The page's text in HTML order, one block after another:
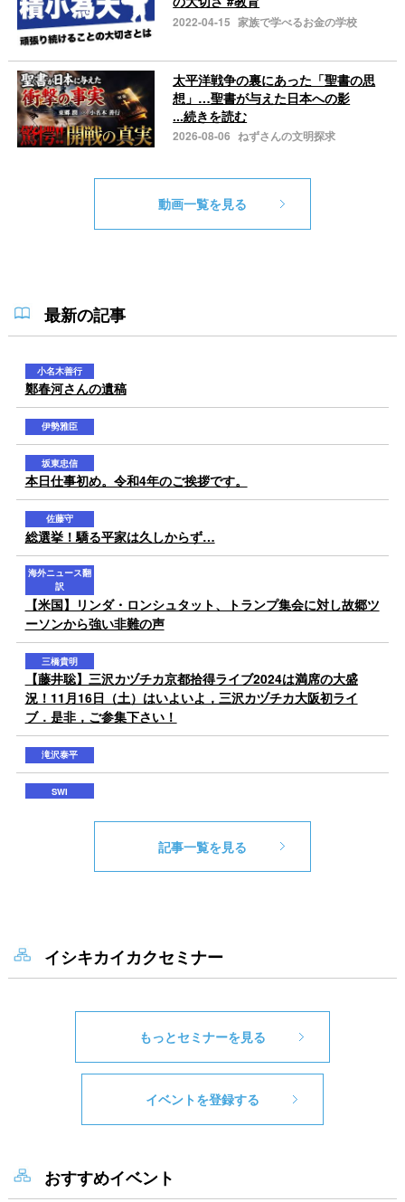
2022-04-15 家族で学べるお金の学校
太平洋戦争の裏にあった「聖書の思
想」…聖書が与えた日本への影
...続きを読む
2026-08-06 ねずさんの文明探求
動画一覧を見る
最新の記事
記事一覧を見る
イシキカイカクセミナー
もっとセミナーを見る
イベントを登録する
おすすめイベント